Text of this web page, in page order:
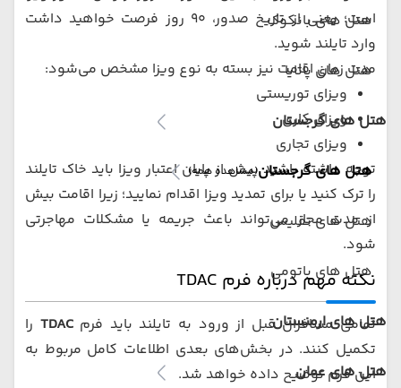
هتل های بانکوک
هتل های پاتایا
هتل های گرجستان
هتل های گرجستان(مشاهده همه)
هتل های تفلیس
هتل های باتومی
هتل های ارمنستان
هتل های عمان
است؛ یعنی از تاریخ صدور، ۹۰ روز فرصت خواهید داشت
وارد تایلند شوید.
مدت زمان اقامت نیز بسته به نوع ویزا مشخص می‌شود:
ویزای توریستی
ویزای کاری
ویزای تجاری
توجه داشته باشید پیش از پایان اعتبار ویزا باید خاک تایلند
را ترک کنید یا برای تمدید ویزا اقدام نمایید؛ زیرا اقامت بیش
از مدت مجاز می‌تواند باعث جریمه یا مشکلات مهاجرتی
شود.
نکته مهم درباره فرم TDAC
تمامی مسافران قبل از ورود به تایلند باید فرمTDAC را
تکمیل کنند. در بخش‌های بعدی اطلاعات کامل مربوط به
این فرم توضیح داده خواهد شد.